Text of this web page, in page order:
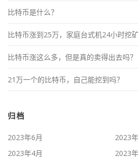
比特币是什么？
比特币涨到25万，家庭台式机24小时挖
比特币涨这么多，但是真的卖得出去吗？
21万一个的比特币，自己能挖到吗？
归档
2023年6月
2023
2023年4月
2023